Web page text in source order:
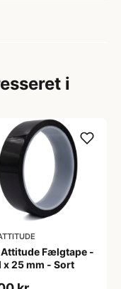
i
Attitude Fælgtape -
x 25 mm - Sort